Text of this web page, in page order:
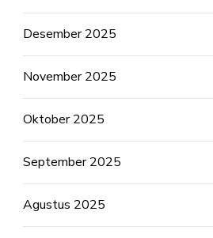
Desember 2025
November 2025
Oktober 2025
September 2025
Agustus 2025